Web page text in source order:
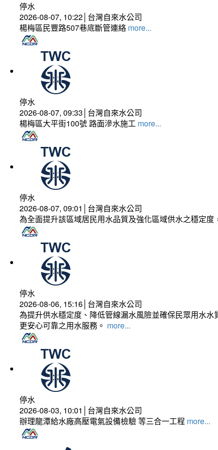
停水
2026-08-07, 10:22│台灣自來水公司
楊梅區民豐路507巷底斷管連絡 more...
停水
2026-08-07, 09:33│台灣自來水公司
楊梅區大平街100號 路面滲水施工 more...
停水
2026-08-07, 09:01│台灣自來水公司
為全面提升該區域居民用水品質及強化區域供水之穩定
停水
2026-08-06, 15:16│台灣自來水公司
為提升供水穩定度、降低管線漏水風險並確保民眾用水
更安心可靠之用水服務。 more...
停水
2026-08-03, 10:01│台灣自來水公司
辦理龍潭給水廠高壓電氣設備檢驗 等三合一工程 more...